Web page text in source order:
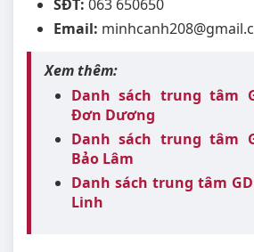
SĐT: 063 650650
Email:
Xem thêm:
Danh sách trung tâm
Đơn Dương
Danh sách trung tâm
Bảo Lâm
Danh sách trung tâm
Linh